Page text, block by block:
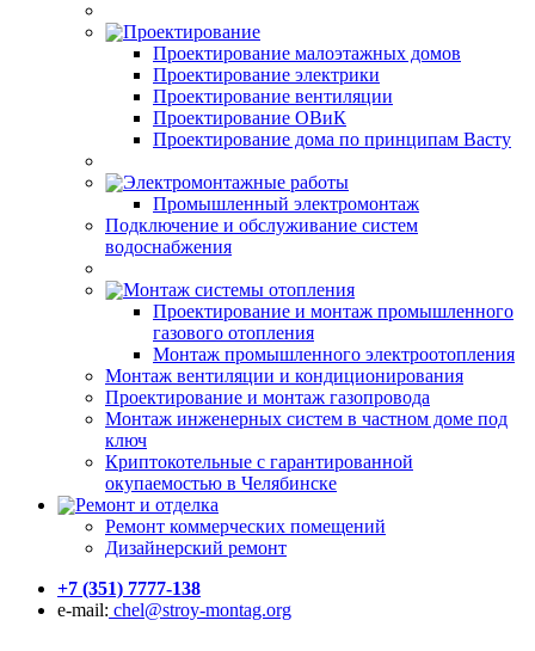
Проектирование
Проектирование малоэтажных домов
Проектирование электрики
Проектирование вентиляции
Проектирование ОВиК
Проектирование дома по принципам Васту
Электромонтажные работы
Промышленный электромонтаж
Подключение и обслуживание систем
водоснабжения
Монтаж системы отопления
Проектирование и монтаж промышленного
газового отопления
Монтаж промышленного электроотопления
Монтаж вентиляции и кондиционирования
Проектирование и монтаж газопровода
Монтаж инженерных систем в частном доме под
ключ
Криптокотельные с гарантированной
окупаемостью в Челябинске
Ремонт и отделка
Ремонт коммерческих помещений
Дизайнерский ремонт
+7 (351) 7777-138
e-mail: chel@stroy-montag.org